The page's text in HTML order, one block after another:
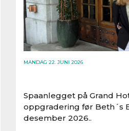
MANDAG 22. JUNI 2026
Spaanlegget på Grand
oppgradering før Beth´s
desember 2026..